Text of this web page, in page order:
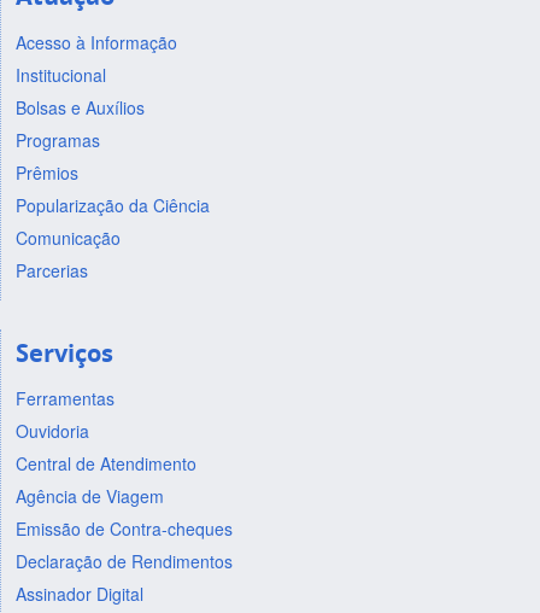
Acesso à Informação
Institucional
Bolsas e Auxílios
Programas
Prêmios
Popularização da Ciência
Comunicação
Parcerias
Serviços
Ferramentas
Ouvidoria
Central de Atendimento
Agência de Viagem
Emissão de Contra-cheques
Declaração de Rendimentos
Assinador Digital